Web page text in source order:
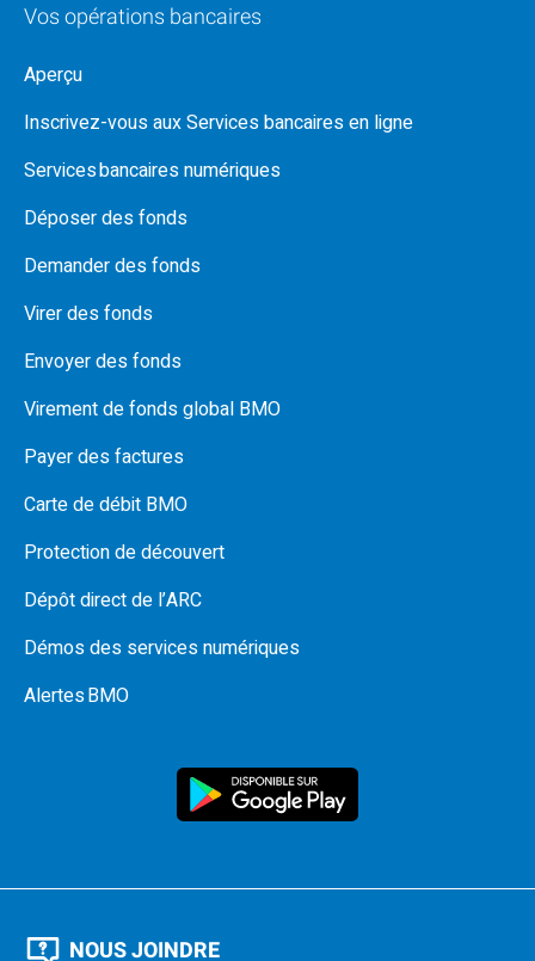
Vos opérations bancaires
Aperçu
Inscrivez-vous aux Services bancaires en ligne
Services bancaires numériques
Déposer des fonds
Demander des fonds
Virer des fonds
Envoyer des fonds
Virement de fonds global BMO
Payer des factures
Carte de débit BMO
Protection de découvert
Dépôt direct de l’ARC
Démos des services numériques
Alertes BMO
NOUS JOINDRE